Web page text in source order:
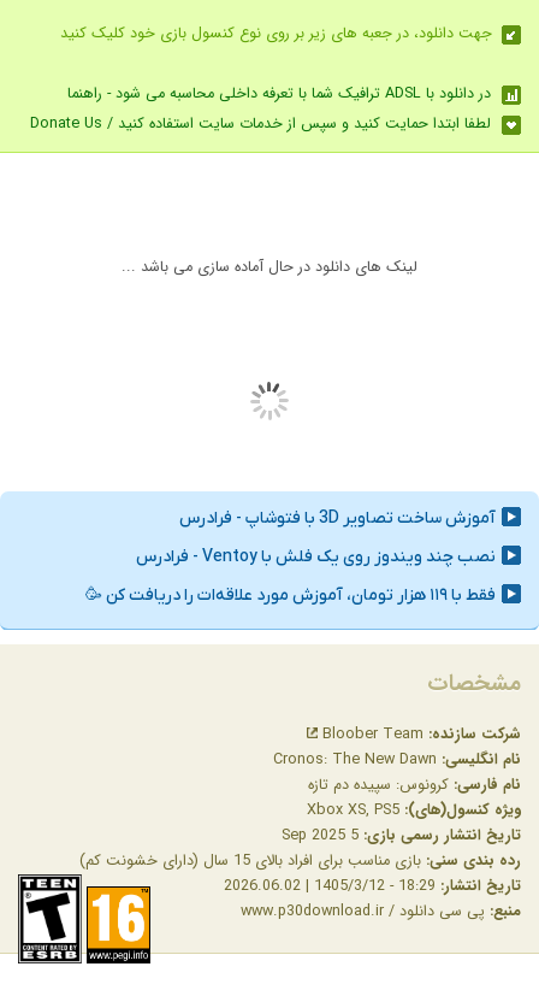
جهت دانلود، در جعبه های زیر بر روی نوع کنسول بازی خود کلیک کنید
در دانلود با ADSL ترافیک شما با تعرفه داخلی محاسبه می شود - راهنما
لطفا ابتدا حمایت کنید و سپس از خدمات سایت استفاده کنید / Donate Us
لینک های دانلود در حال آماده سازی می باشد ...
مشخصات
شرکت سازنده:
نام انگلیسی:
نام فارسی: کرونوس: سپیده دم تازه
ویژه کنسول(های):
تاریخ انتشار رسمی بازی:
رده بندی سنی: بازی مناسب برای افراد بالای 15 سال (دارای خشونت کم)
تاریخ انتشار:
منبع: پی سی دانلود / www.p30download.ir